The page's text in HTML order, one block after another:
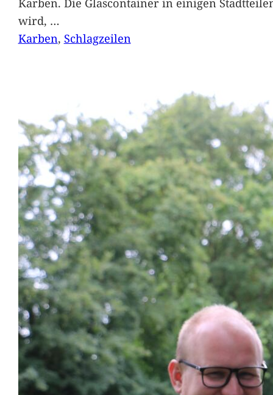
wird, …
Karben, Schlagzeilen